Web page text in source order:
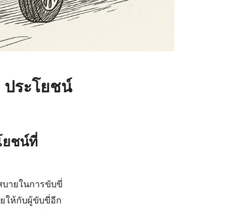
ระโยชน์
ยชน์ที่
ายในการขับขี่
ให้กับผู้ขับขี่อีก